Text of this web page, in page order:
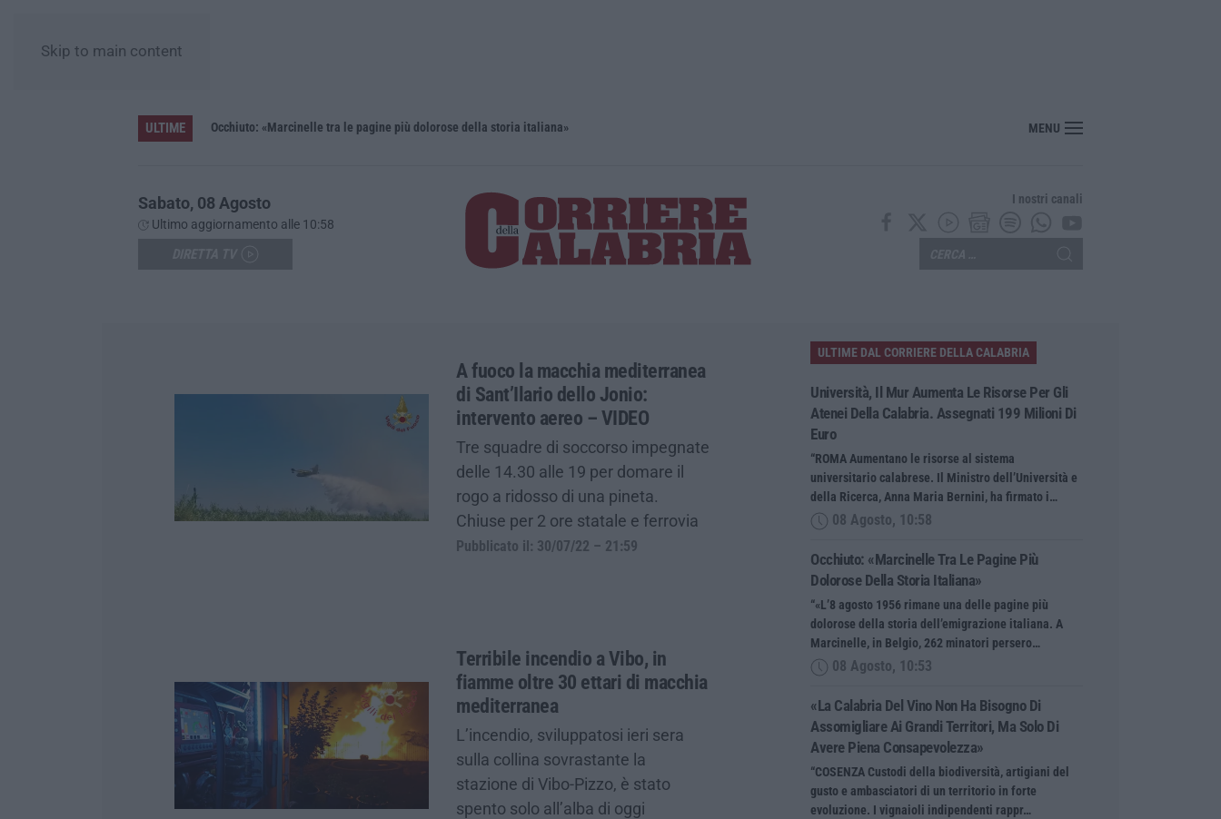
Skip to main content
ULTIME
Assegnati 199 milioni di euro Occhiuto: «Marcinelle tra le pagine più dolorose della storia italiana» MENU
Sabato, 08 Agosto
Ultimo aggiornamento alle 10:58
I nostri canali
A fuoco la macchia mediterranea
di Sant’Ilario dello Jonio:
intervento aereo – VIDEO
Tre squadre di soccorso impegnate
delle 14.30 alle 19 per domare il
rogo a ridosso di una pineta.
Chiuse per 2 ore statale e ferrovia
Pubblicato il: 30/07/22 – 21:59
Terribile incendio a Vibo, in
fiamme oltre 30 ettari di macchia
mediterranea
L’incendio, sviluppatosi ieri sera
sulla collina sovrastante la
stazione di Vibo-Pizzo, è stato
spento solo all’alba di oggi
ULTIME DAL CORRIERE DELLA CALABRIA
Università, Il Mur Aumenta Le Risorse Per Gli
Atenei Della Calabria. Assegnati 199 Milioni Di
Euro
“ROMA Aumentano le risorse al sistema
universitario calabrese. Il Ministro dell’Università e
della Ricerca, Anna Maria Bernini, ha firmato i…
08 Agosto, 10:58
Occhiuto: «Marcinelle Tra Le Pagine Più
Dolorose Della Storia Italiana»
“«L’8 agosto 1956 rimane una delle pagine più
dolorose della storia dell’emigrazione italiana. A
Marcinelle, in Belgio, 262 minatori persero…
08 Agosto, 10:53
«La Calabria Del Vino Non Ha Bisogno Di
Assomigliare Ai Grandi Territori, Ma Solo Di
Avere Piena Consapevolezza»
“COSENZA Custodi della biodiversità, artigiani del
gusto e ambasciatori di un territorio in forte
evoluzione. I vignaioli indipendenti rappr…